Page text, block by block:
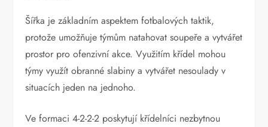
Šířka je základním aspektem fotbalových taktik,
protože umožňuje týmům natahovat soupeře a vytvářet
prostor pro ofenzivní akce. Využitím křídel mohou
týmy využít obranné slabiny a vytvářet nesoulady v
situacích jeden na jednoho.
Ve formaci 4-2-2-2 poskytují křídelníci nezbytnou